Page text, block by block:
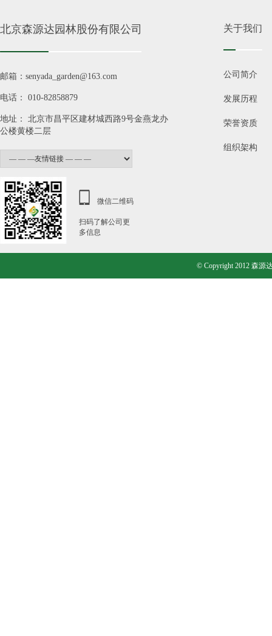
北京森源达园林股份有限公司
邮箱：senyada_garden@163.com
电话： 010-82858879
地址： 北京市昌平区建材城西路9号金燕龙办
公楼黄楼二层
微信二维码
扫码了解公司更
多信息
关于我们
公司简介
发展历程
荣誉资质
组织架构
© Copyright 2012 森源